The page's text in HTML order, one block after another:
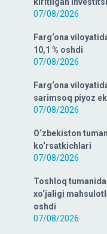
07/08/2026
Farg‘ona
10,1 % oshdi
07/08/2026
Farg‘ona
sarimsoq piyoz
07/08/2026
O‘zbekiston
ko‘rsatkichlari
07/08/2026
Toshloq
xo‘jaligi
oshdi
07/08/2026